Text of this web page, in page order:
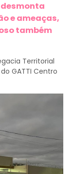
desmonta
e ameaças,
também
Territorial
GATTI Centro